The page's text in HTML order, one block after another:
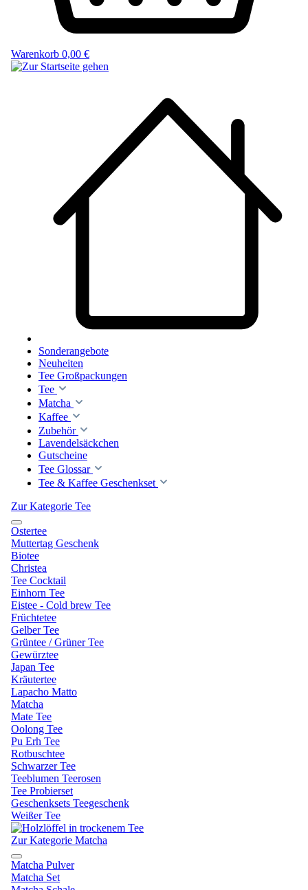
Warenkorb 0,00 €
Sonderangebote
Neuheiten
Tee Großpackungen
Tee
Matcha
Kaffee
Zubehör
Lavendelsäckchen
Gutscheine
Tee Glossar
Tee & Kaffee Geschenkset
Zur Kategorie Tee
Ostertee
Muttertag Geschenk
Biotee
Christea
Tee Cocktail
Einhorn Tee
Eistee - Cold brew Tee
Früchtetee
Gelber Tee
Grüntee / Grüner Tee
Gewürztee
Japan Tee
Kräutertee
Lapacho Matto
Matcha
Mate Tee
Oolong Tee
Pu Erh Tee
Rotbuschtee
Schwarzer Tee
Teeblumen Teerosen
Tee Probierset
Geschenksets Teegeschenk
Weißer Tee
Zur Kategorie Matcha
Matcha Pulver
Matcha Set